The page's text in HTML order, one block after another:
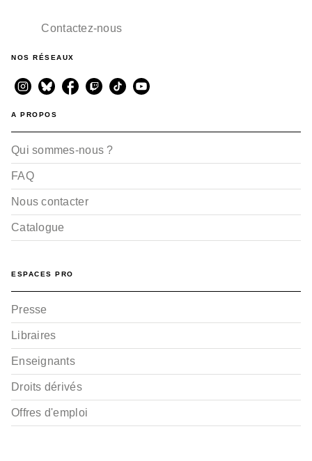
Contactez-nous
NOS RÉSEAUX
A PROPOS
Qui sommes-nous ?
FAQ
Nous contacter
Catalogue
ESPACES PRO
Presse
Libraires
Enseignants
Droits dérivés
Offres d'emploi